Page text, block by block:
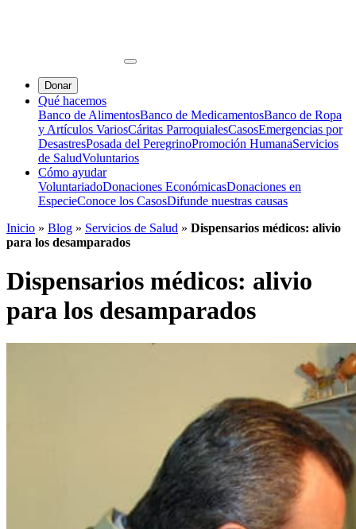
Donar
Qué hacemos
Banco de AlimentosBanco de MedicamentosBanco de Ropa
y Artículos VariosCáritas ParroquialesCasosEmergencias por
DesastresPosada del PeregrinoPromoción HumanaServicios
de SaludVoluntarios
Cómo ayudar
VoluntariadoDonaciones EconómicasDonaciones en
EspecieConoce los CasosDifunde nuestras causas
Inicio » Blog » Servicios de Salud » Dispensarios médicos: alivio
para los desamparados
Dispensarios médicos: alivio
para los desamparados